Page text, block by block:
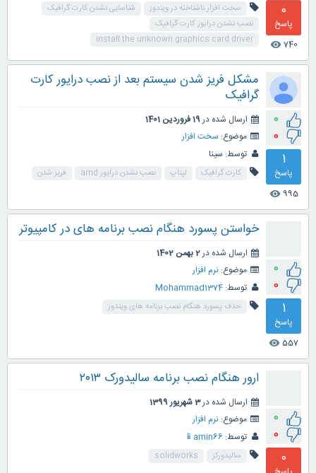
0
پاسخ
740
visibility
سخت افزار ناشناخته در ویندوز
شناسایی نشدن کارت گرافیک
نصب نشدن درایور کارت گرافیک
install the unknown graphics card driver
0
0
1
پاسخ
995
visibility
مشکل فریز شدن سیستم بعد از نصب درایور کارت
گرافیک
ارسال شده در19 فروردین 1401
موضوع: سخت افزار
توسط: سینا
کارت گرافیک لپتاپ نصب نشدن درایور amd فریز شدن
0
0
1
پاسخ
557
visibility
خواستن پسورد هنگام نصب برنامه های در کامپیوتر
ارسال شده در2 بهمن 1402
موضوع: نرم افزار
توسط: Mohammad1374
حذف پسورد هنگام نصب برنامه های ویندوز
0
0
0
ارور هنگام نصب برنامه سالیدورک ۲۰۱۳
ارسال شده در3 شهریور 1399
موضوع: نرم افزار
توسط: amin66📱
سالیدورکز solidworks